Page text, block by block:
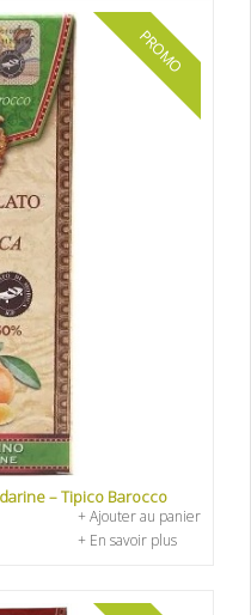
PROMO
– Tipico Barocco
+ Ajouter au panier
+ En savoir plus